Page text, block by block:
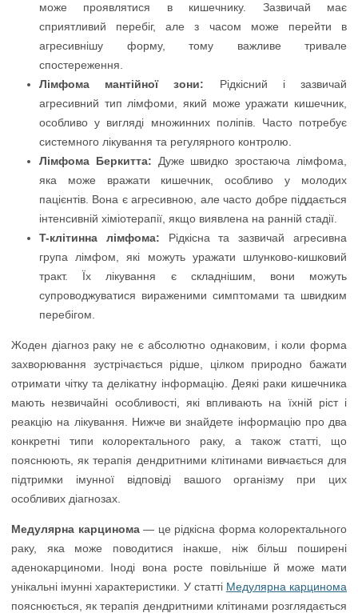
може проявлятися в кишечнику. Зазвичай має
сприятливий перебіг, але з часом може перейти в
агресивнішу форму, тому важливе тривале
спостереження.
Лімфома мантійної зони: Рідкісний і зазвичай
агресивний тип лімфоми, який може уражати кишечник,
особливо у вигляді множинних поліпів. Часто потребує
системного лікування та регулярного контролю.
Лімфома Беркитта: Дуже швидко зростаюча лімфома,
яка може вражати кишечник, особливо у молодих
пацієнтів. Вона є агресивною, але часто добре піддається
інтенсивній хіміотерапії, якщо виявлена на ранній стадії.
T-клітинна лімфома: Рідкісна та зазвичай агресивна
група лімфом, які можуть уражати шлунково-кишковий
тракт. Їх лікування є складнішим, вони можуть
супроводжуватися вираженими симптомами та швидким
перебігом.
Жоден діагноз раку не є абсолютно однаковим, і коли форма
захворювання зустрічається рідше, цілком природно бажати
отримати чітку та делікатну інформацію. Деякі раки кишечника
мають незвичайні особливості, які впливають на їхній ріст і
реакцію на лікування. Нижче ви знайдете інформацію про два
конкретні типи колоректального раку, а також статті, що
пояснюють, як терапія дендритними клітинами вивчається для
підтримки імунної відповіді вашого організму при цих
особливих діагнозах.
Медулярна карцинома— це рідкісна форма колоректального
раку, яка може поводитися інакше, ніж більш поширені
аденокарциноми. Іноді вона росте повільніше й може мати
унікальні імунні характеристики. У статті Медулярна карцинома
пояснюється, як терапія дендритними клітинами розглядається